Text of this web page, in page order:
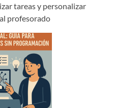
tareas y personalizar
profesorado